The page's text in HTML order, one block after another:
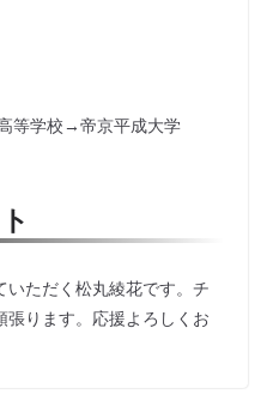
等学校→帝京平成大学
いただく松丸綾花です。チ
張ります。応援よろしくお